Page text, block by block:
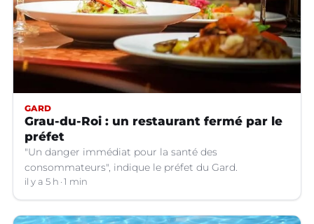
GARD
Grau-du-Roi : un restaurant fermé par le
préfet
"Un danger immédiat pour la santé des
consommateurs", indique le préfet du Gard.
il y a 5 h 1 min